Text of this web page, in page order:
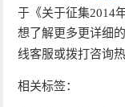
于《关于征集2014
想了解更多更详细
线客服或拨打咨询热
相关标签：